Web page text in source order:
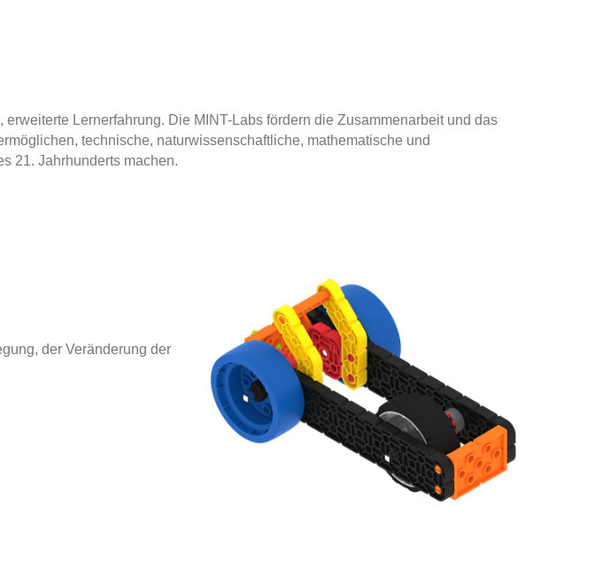
Lernerfahrung. Die MINT-Labs fördern die Zusammenarbeit und das
technische, naturwissenschaftliche, mathematische und
21. Jahrhunderts machen.
der Veränderung der